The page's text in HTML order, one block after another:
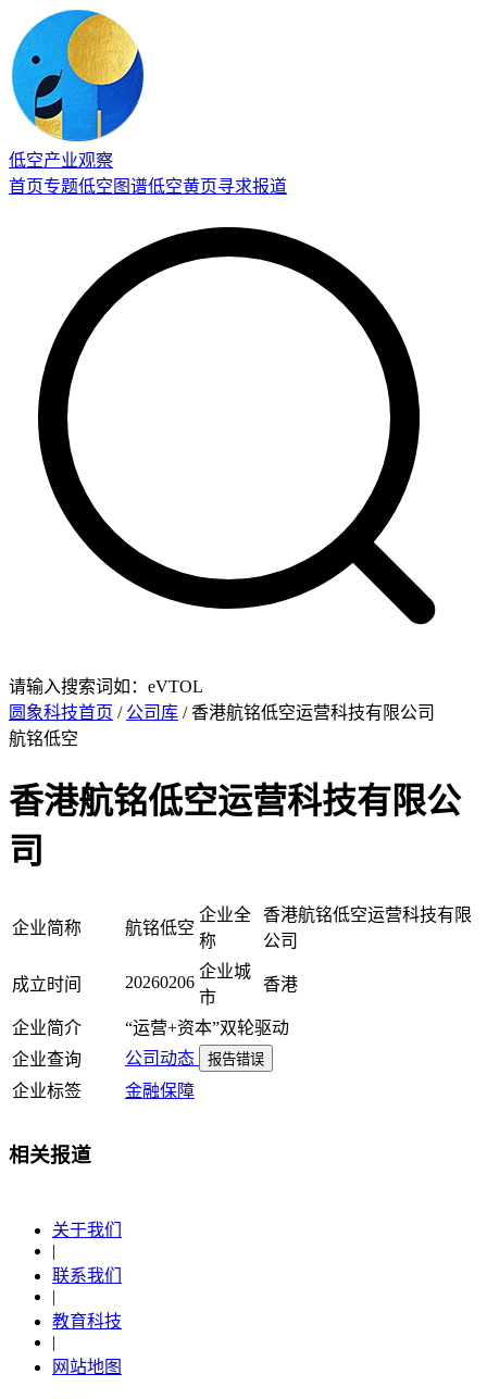
低空产业观察
首页专题低空图谱低空黄页寻求报道
请输入搜索词如：eVTOL
圆象科技首页 / 公司库 / 香港航铭低空运营科技有限公司
航铭低空
香港航铭低空运营科技有限公
司
企业简称 航铭低空
企业全
称
香港航铭低空运营科技有限
公司
成立时间 20260206
企业城
市
香港
企业简介
“运营+资本”双轮驱动
企业查询
公司动态 报告错误
企业标签 金融保障
相关报道
关于我们
|
联系我们
|
教育科技
|
网站地图